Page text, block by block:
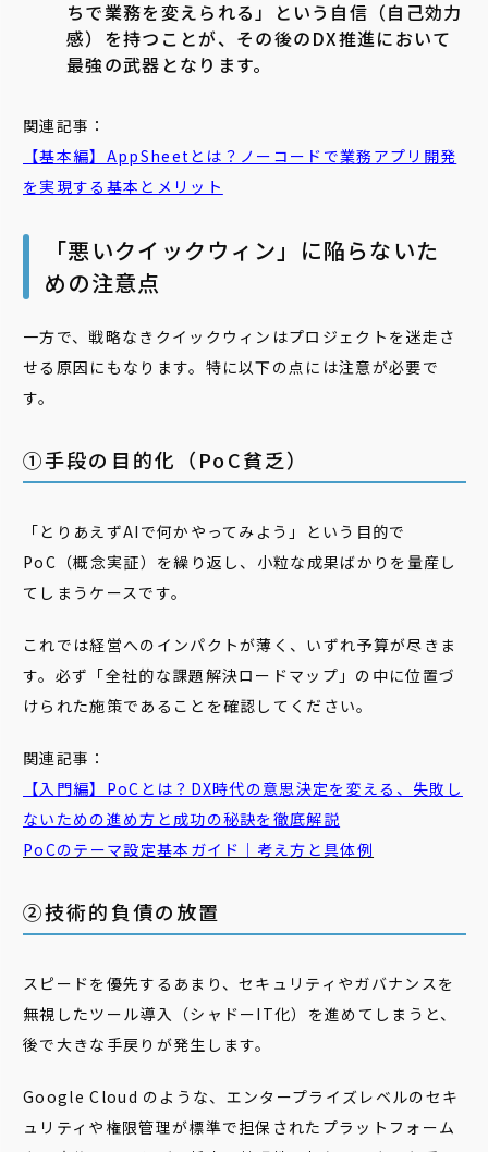
ちで業務を変えられる」という自信（自己効力
感）を持つことが、その後のDX推進において
最強の武器となります。
関連記事：
【基本編】AppSheetとは？ノーコードで業務アプリ開発
を実現する基本とメリット
「悪いクイックウィン」に陥らないた
めの注意点
一方で、戦略なきクイックウィンはプロジェクトを迷走さ
せる原因にもなります。特に以下の点には注意が必要で
す。
➀手段の目的化（PoC貧乏）
「とりあえずAIで何かやってみよう」という目的で
PoC（概念実証）を繰り返し、小粒な成果ばかりを量産し
てしまうケースです。
これでは経営へのインパクトが薄く、いずれ予算が尽きま
す。必ず「全社的な課題解決ロードマップ」の中に位置づ
けられた施策であることを確認してください。
関連記事：
【入門編】PoCとは？DX時代の意思決定を変える、失敗し
ないための進め方と成功の秘訣を徹底解説
PoCのテーマ設定基本ガイド｜考え方と具体例
②技術的負債の放置
スピードを優先するあまり、セキュリティやガバナンスを
無視したツール導入（シャドーIT化）を進めてしまうと、
後で大きな手戻りが発生します。
Google Cloud のような、エンタープライズレベルのセキ
ュリティや権限管理が標準で担保されたプラットフォーム